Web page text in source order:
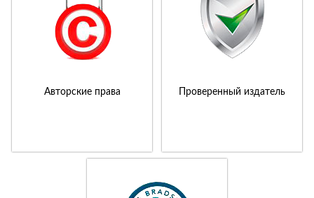
Авторские права Проверенный издатель